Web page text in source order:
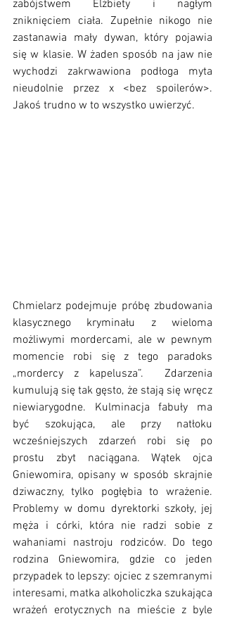
zabójstwem Elżbiety i nagłym
zniknięciem ciała. Zupełnie nikogo nie
zastanawia mały dywan, który pojawia
się w klasie. W żaden sposób na jaw nie
wychodzi zakrwawiona podłoga myta
nieudolnie przez x <bez spoilerów>.
Jakoś trudno w to wszystko uwierzyć.
Chmielarz podejmuje próbę zbudowania
klasycznego kryminału z wieloma
możliwymi mordercami, ale w pewnym
momencie robi się z tego paradoks
„mordercy z kapelusza”.  Zdarzenia
kumulują się tak gęsto, że stają się wręcz
niewiarygodne. Kulminacja fabuły ma
być szokująca, ale przy natłoku
wcześniejszych zdarzeń robi się po
prostu zbyt naciągana. Wątek ojca
Gniewomira, opisany w sposób skrajnie
dziwaczny, tylko pogłębia to wrażenie.
Problemy w domu dyrektorki szkoły, jej
męża i córki, która nie radzi sobie z
wahaniami nastroju rodziców. Do tego
rodzina Gniewomira, gdzie co jeden
przypadek to lepszy: ojciec z szemranymi
interesami, matka alkoholiczka szukająca
wrażeń erotycznych na mieście z byle